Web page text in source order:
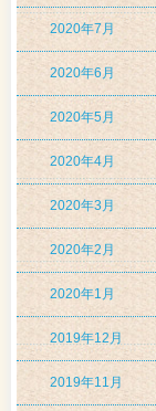
2020年7月
2020年6月
2020年5月
2020年4月
2020年3月
2020年2月
2020年1月
2019年12月
2019年11月